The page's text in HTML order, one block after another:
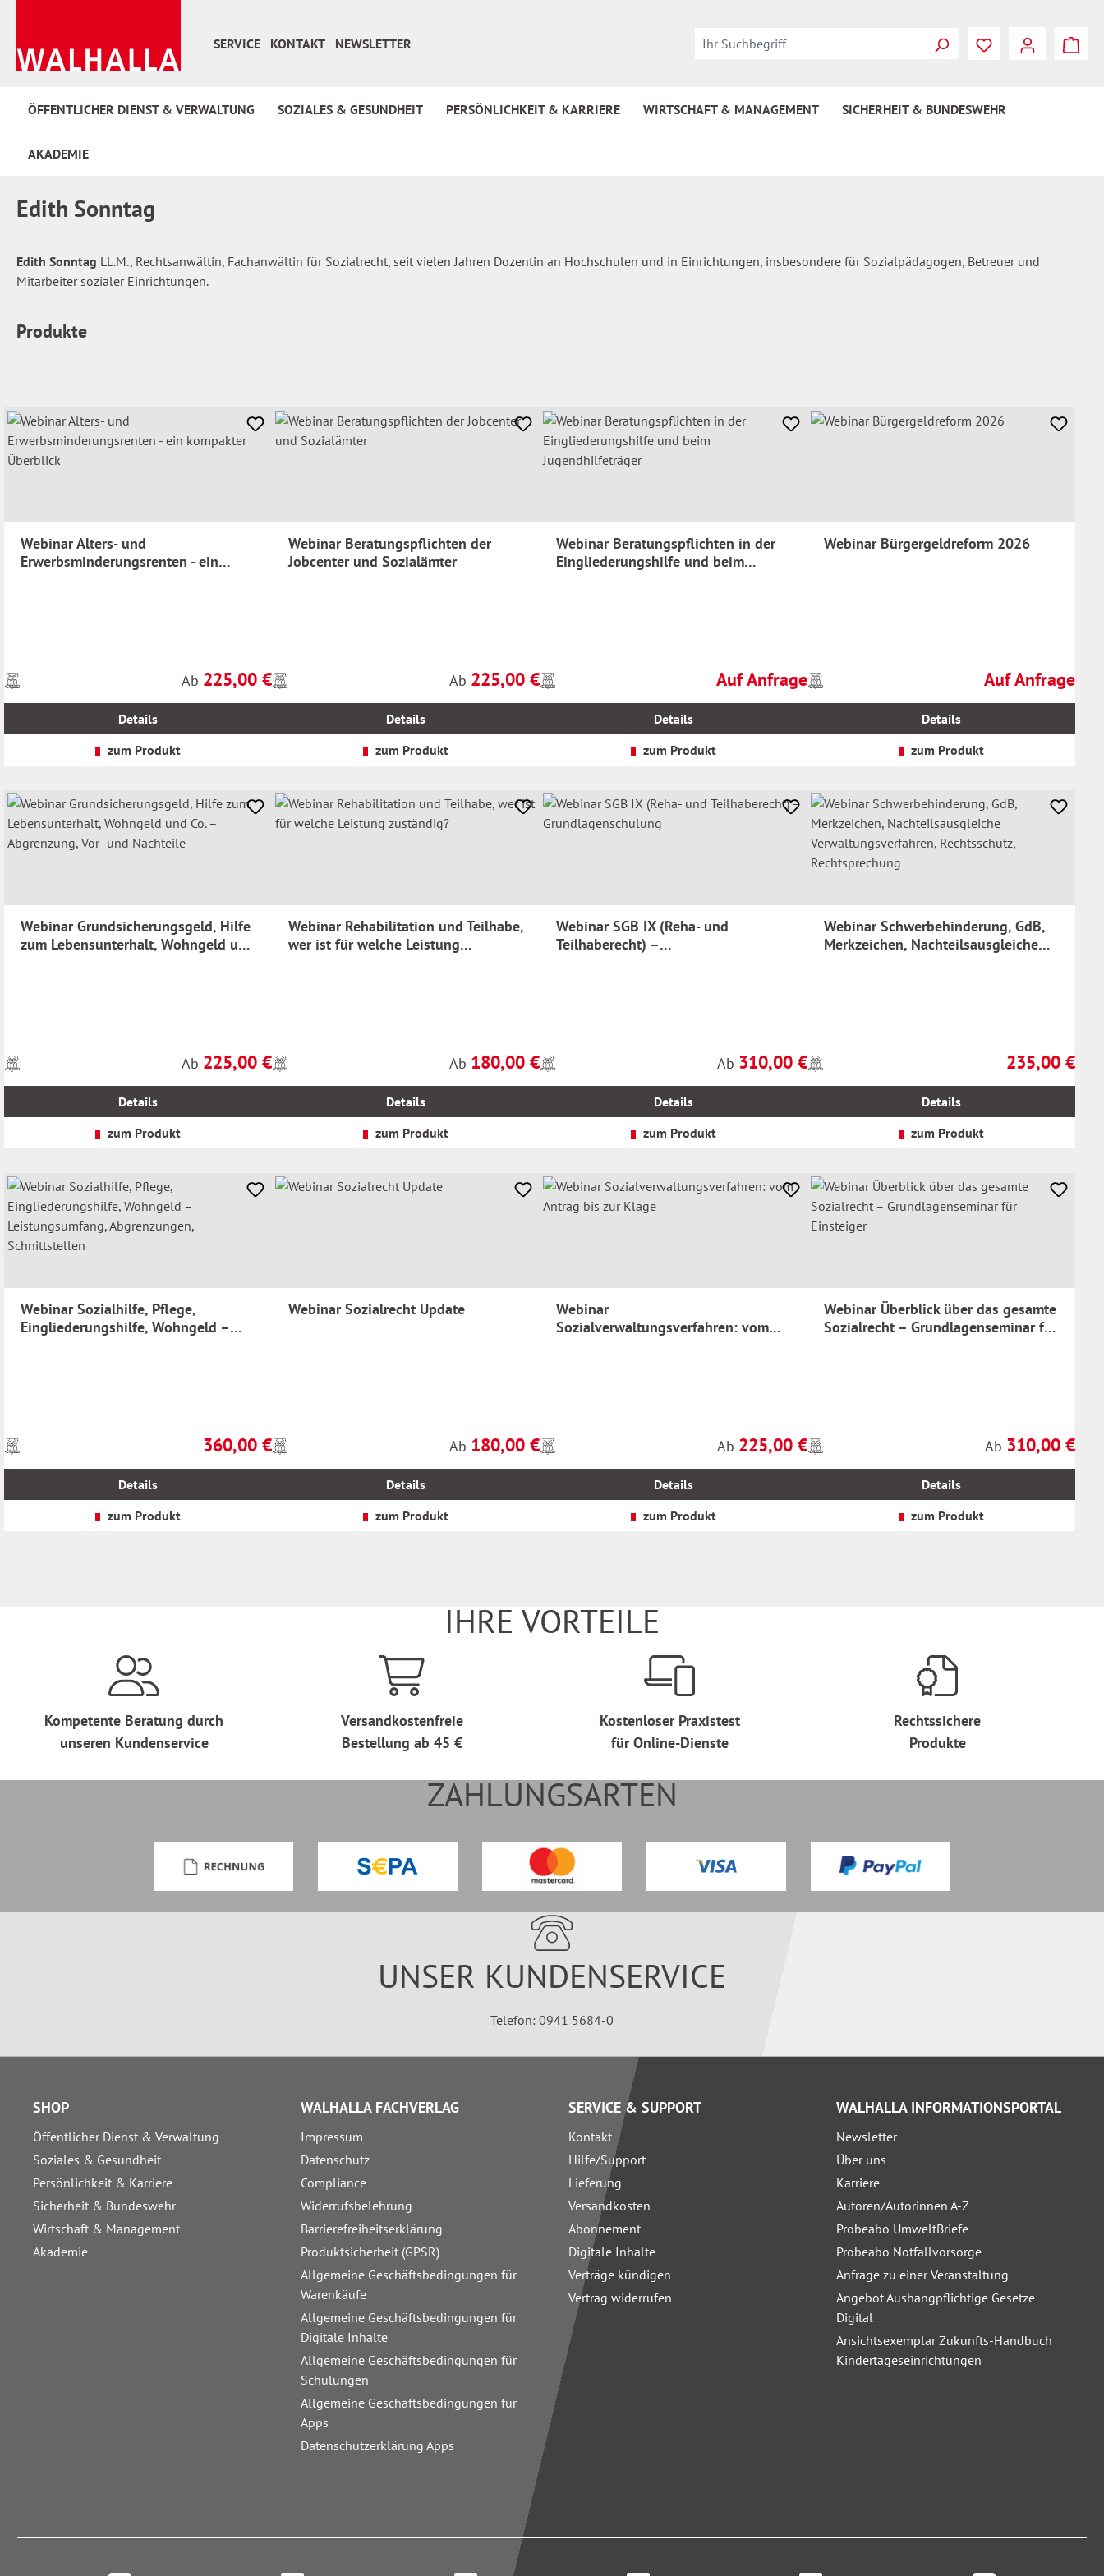
SERVICE
KONTAKT NEWSLETTER Du hast 0
ÖFFENTLICHER DIENST & VERWALTUNG SOZIALES & GESUNDHEIT PERSÖNLICHKEIT & KARRIERE WIRTSCHAFT & MANAGEMENT SICHERHEIT & BUNDESWEHR
AKADEMIE
Edith Sonntag
Edith Sonntag LL.M., Rechtsanwältin, Fachanwältin für Sozialrecht, seit vielen Jahren Dozentin an Hochschulen und in Einrichtungen, insbesondere für Sozialpädagogen, Betreuer und
Mitarbeiter sozialer Einrichtungen.
Produkte
Webinar Alters- und
Erwerbsminderungsrenten - ein
Regulärer Preis:
Ab 225,00 €
Preise
inkl.
Details
zum Produkt
Webinar Beratungspflichten der
Jobcenter und Sozialämter
Regulärer Preis:
Ab 225,00 €
Preise
inkl.
Details
zum Produkt
Webinar Beratungspflichten in der
Eingliederungshilfe und beim
Regulärer Preis:
Auf Anfrage
Preise
inkl.
Details
zum Produkt
Webinar Bürgergeldreform 2026
Regulärer Preis:
Auf Anfrage
Preise
inkl.
Details
zum Produkt
Webinar Grundsicherungsgeld, Hilfe
zum Lebensunterhalt, Wohngeld und
Regulärer Preis:
Ab 225,00 €
Preise
inkl.
Details
zum Produkt
Webinar Rehabilitation und Teilhabe,
wer ist für welche Leistung
Regulärer Preis:
Ab 180,00 €
Preise
inkl.
Details
zum Produkt
Webinar SGB IX (Reha- und
Teilhaberecht) –
Regulärer Preis:
Ab 310,00 €
Preise
inkl.
Details
zum Produkt
Webinar Schwerbehinderung, GdB,
Merkzeichen, Nachteilsausgleiche
Regulärer Preis:
235,00 €
Preise
inkl.
Details
zum Produkt
Webinar Sozialhilfe, Pflege,
Eingliederungshilfe, Wohngeld –
Regulärer Preis:
360,00 €
Preise
inkl.
Details
zum Produkt
Webinar Sozialrecht Update
Regulärer Preis:
Ab 180,00 €
Preise
inkl.
Details
zum Produkt
Webinar
Sozialverwaltungsverfahren: vom
Regulärer Preis:
Ab 225,00 €
Preise
inkl.
Details
zum Produkt
Webinar Überblick über das gesamte
Sozialrecht – Grundlagenseminar für
Regulärer Preis:
Ab 310,00 €
Preise
inkl.
Details
zum Produkt
IHRE VORTEILE
Kompetente Beratung durch
unseren Kundenservice
Versandkostenfreie
Bestellung ab 45 €
Kostenloser Praxistest
für Online-Dienste
Rechtssichere
Produkte
ZAHLUNGSARTEN
UNSER KUNDENSERVICE
Telefon: 0941 5684-0
SHOP
Öffentlicher Dienst & Verwaltung
Soziales & Gesundheit
Persönlichkeit & Karriere
Sicherheit & Bundeswehr
Wirtschaft & Management
Akademie
WALHALLA FACHVERLAG
Impressum
Datenschutz
Compliance
Widerrufsbelehrung
Barrierefreiheitserklärung
Produktsicherheit (GPSR)
Allgemeine Geschäftsbedingungen für
Warenkäufe
Allgemeine Geschäftsbedingungen für
Digitale Inhalte
Allgemeine Geschäftsbedingungen für
Schulungen
Allgemeine Geschäftsbedingungen für
Apps
Datenschutzerklärung Apps
SERVICE & SUPPORT
Kontakt
Hilfe/Support
Lieferung
Versandkosten
Abonnement
Digitale Inhalte
Verträge kündigen
Vertrag widerrufen
WALHALLA INFORMATIONSPORTAL
Newsletter
Über uns
Karriere
Autoren/Autorinnen A-Z
Probeabo UmweltBriefe
Probeabo Notfallvorsorge
Anfrage zu einer Veranstaltung
Angebot Aushangpflichtige Gesetze
Digital
Ansichtsexemplar Zukunfts-Handbuch
Kindertageseinrichtungen